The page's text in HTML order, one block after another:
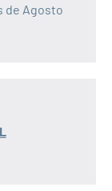
de Agosto